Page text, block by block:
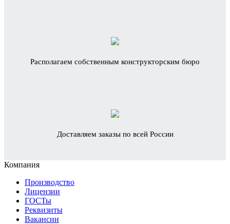
Располагаем собственным конструкторским бюро
Доставляем заказы по всей России
Компания
Производство
Лицензии
ГОСТы
Реквизиты
Вакансии